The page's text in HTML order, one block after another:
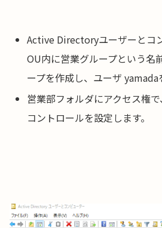
Active Directoryユーザーとコ
OU内に営業グループという名
ープを作成し、ユーザ yamada
営業部フォルダにアクセス権
コントロールを設定します。